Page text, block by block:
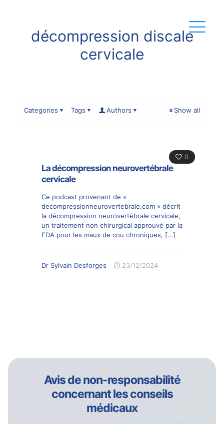
décompression discale
cervicale
Categories Tags Authors Show all
0
La décompression neurovertébrale
cervicale
Ce podcast provenant de «
decompressionneurovertebrale.com » décrit
la décompression neurovertébrale cervicale,
un traitement non chirurgical approuvé par la
FDA pour les maux de cou chroniques, […]
Dr Sylvain Desforges 23/12/2024
Avis de non-responsabilité
concernant les conseils
médicaux